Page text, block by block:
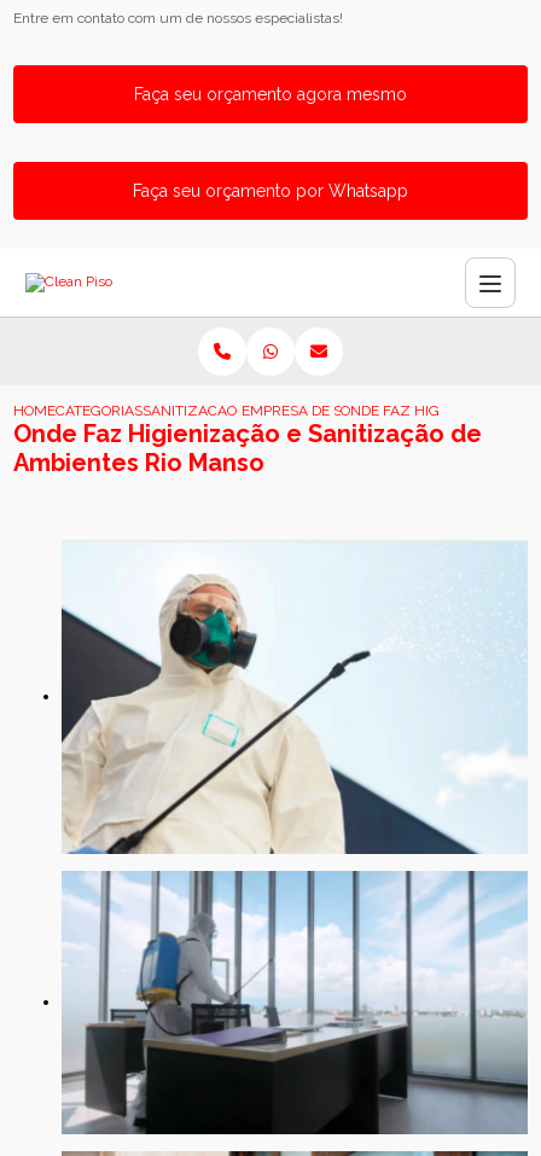
Entre em contato com um de nossos especialistas!
Faça seu orçamento agora mesmo
Faça seu orçamento por Whatsapp
HOMECATEGORIASSANITIZACAO DE AMBIENTEEMPRESA DE SANITIZACAO DE AMBIENTES
ONDE FAZ HIGIENIZACAO E
Onde Faz Higienização e Sanitização de
Ambientes Rio Manso